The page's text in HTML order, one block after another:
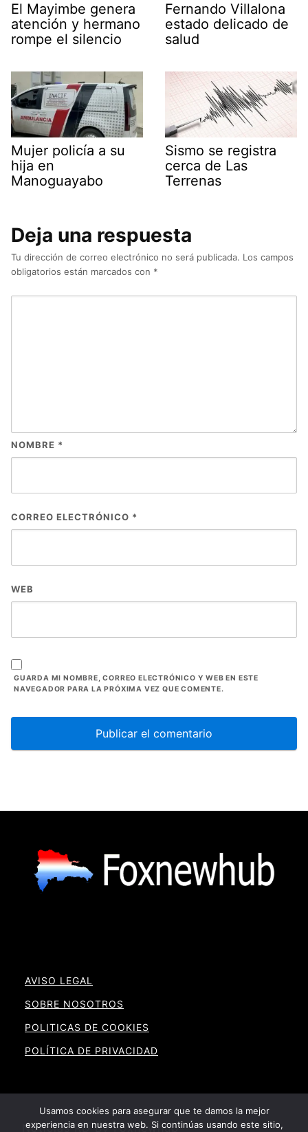
El Mayimbe genera
atención y hermano
rompe el silencio
Fernando Villalona
estado delicado de
salud
Mujer policía a su
hija en
Manoguayabo
Sismo se registra
cerca de Las
Terrenas
Deja una respuesta
Tu dirección de correo electrónico no será publicada. Los campos
obligatorios están marcados con *
NOMBRE *
CORREO ELECTRÓNICO *
WEB
GUARDA MI NOMBRE, CORREO ELECTRÓNICO Y WEB EN ESTE
NAVEGADOR PARA LA PRÓXIMA VEZ QUE COMENTE.
AVISO LEGAL
SOBRE NOSOTROS
POLITICAS DE COOKIES
POLÍTICA DE PRIVACIDAD
Noticias RD By Foxnewhub
Usamos cookies para asegurar que te damos la mejor
experiencia en nuestra web. Si continúas usando este sitio,